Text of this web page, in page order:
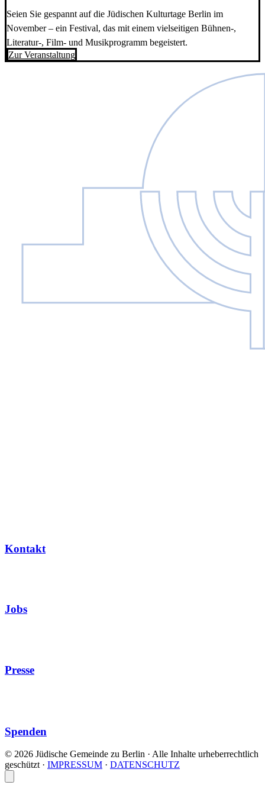
Seien Sie gespannt auf die Jüdischen Kulturtage Berlin im
November – ein Festival, das mit einem vielseitigen Bühnen-,
Literatur-, Film- und Musikprogramm begeistert.
Zur Veranstaltung
Kontakt
Jobs
Presse
Spenden
© 2026 Jüdische Gemeinde zu Berlin · Alle Inhalte urheberrechtlich
geschützt· IMPRESSUM · DATENSCHUTZ